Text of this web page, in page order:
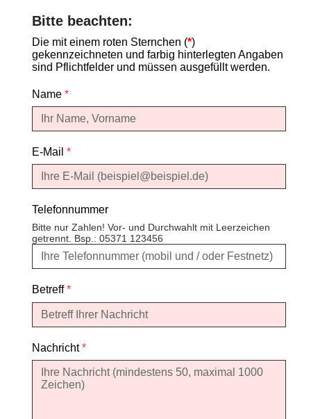
Bitte beachten:
Die mit einem roten Sternchen (*)
gekennzeichneten und farbig hinterlegten Angaben
sind Pflichtfelder und müssen ausgefüllt werden.
Name*
E-Mail*
Telefonnummer
Bitte nur Zahlen! Vor- und Durchwahlt mit Leerzeichen
getrennt. Bsp.: 05371 123456
Betreff*
Nachricht*